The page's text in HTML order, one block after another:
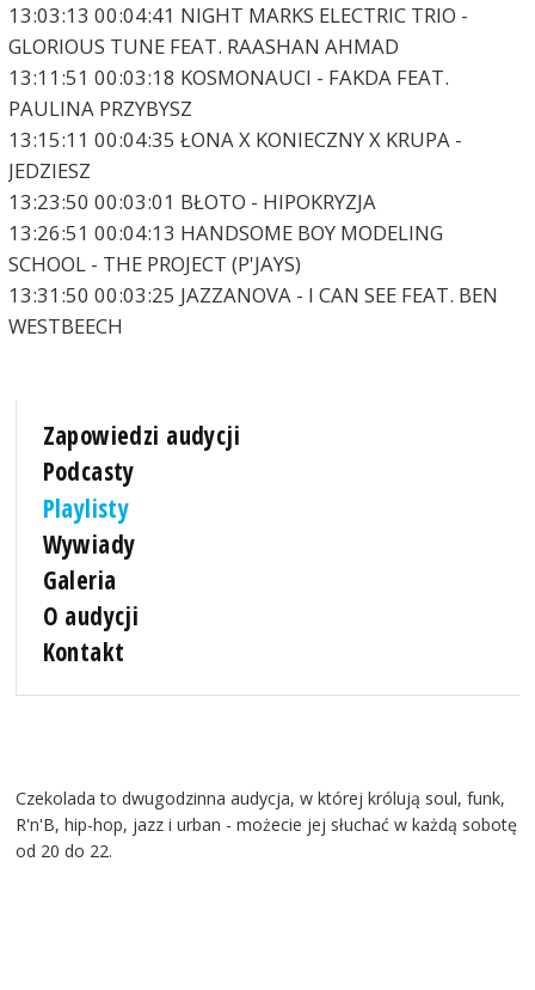
13:03:13 00:04:41 NIGHT MARKS ELECTRIC TRIO -
GLORIOUS TUNE FEAT. RAASHAN AHMAD
13:11:51 00:03:18 KOSMONAUCI - FAKDA FEAT.
PAULINA PRZYBYSZ
13:15:11 00:04:35 ŁONA X KONIECZNY X KRUPA -
JEDZIESZ
13:23:50 00:03:01 BŁOTO - HIPOKRYZJA
13:26:51 00:04:13 HANDSOME BOY MODELING
SCHOOL - THE PROJECT (P'JAYS)
13:31:50 00:03:25 JAZZANOVA - I CAN SEE FEAT. BEN
WESTBEECH
Zapowiedzi audycji
Podcasty
Playlisty
Wywiady
Galeria
O audycji
Kontakt
Czekolada to dwugodzinna audycja, w której królują soul, funk,
R'n'B, hip-hop, jazz i urban - możecie jej słuchać w każdą sobotę
od 20 do 22.